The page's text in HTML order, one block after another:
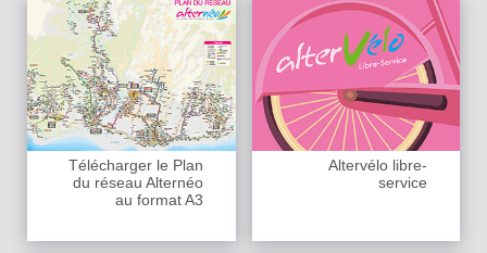
Télécharger le Plan
du réseau Alternéo
au format A3
Altervélo libre-
service